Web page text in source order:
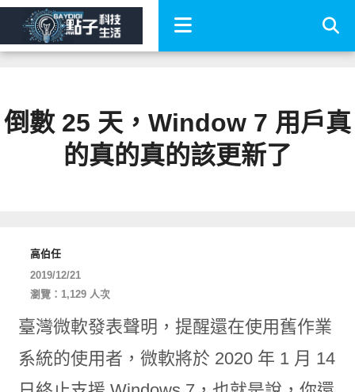
倒數 25 天，Window 7 用戶真
的真的真的該更新了
高伯任
2019/12/21
瀏覽：1,129 人次
臺灣微軟發表聲明，提醒還在使用舊作業
系統的使用者，微軟將於 2020 年 1 月 14